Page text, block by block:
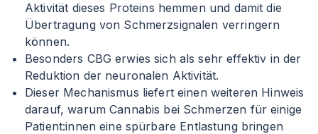
Aktivität dieses Proteins hemmen und damit die
Übertragung von Schmerzsignalen verringern
können.
Besonders CBG erwies sich als sehr effektiv in der
Reduktion der neuronalen Aktivität.
Dieser Mechanismus liefert einen weiteren Hinweis
darauf, warum Cannabis bei Schmerzen für einige
Patient:inneneine spürbare Entlastung bringen